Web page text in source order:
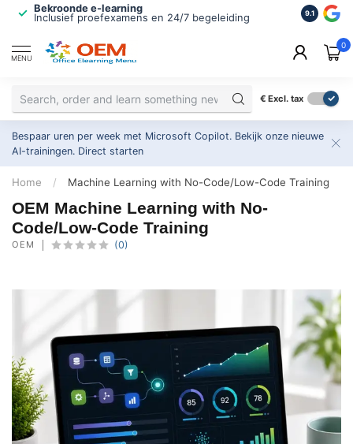
Bekroonde e-learning
Inclusief proefexamens en 24/7 begeleiding
ISO
2.500+
9.1
MENU
0
€ Excl. tax
Bespaar uren per week met Microsoft Copilot. Bekijk onze nieuwe
AI-trainingen. Direct starten
Home / Machine Learning with No-Code/Low-Code Training
OEM Machine Learning with No-
Code/Low-Code Training
OEM (0)